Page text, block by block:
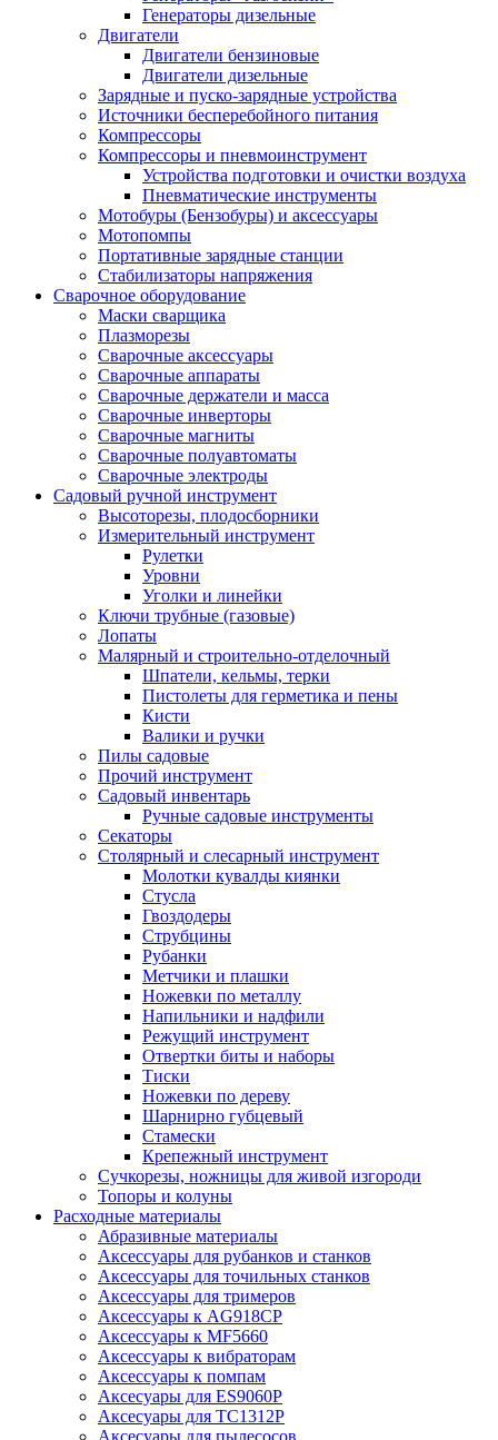
Генераторы дизельные
Двигатели
Двигатели бензиновые
Двигатели дизельные
Зарядные и пуско-зарядные устройства
Источники бесперебойного питания
Компрессоры
Компрессоры и пневмоинструмент
Устройства подготовки и очистки воздуха
Пневматические инструменты
Мотобуры (Бензобуры) и аксессуары
Мотопомпы
Портативные зарядные станции
Стабилизаторы напряжения
Сварочное оборудование
Маски сварщика
Плазморезы
Сварочные аксессуары
Сварочные аппараты
Сварочные держатели и масса
Сварочные инверторы
Сварочные магниты
Сварочные полуавтоматы
Сварочные электроды
Садовый ручной инструмент
Высоторезы, плодосборники
Измерительный инструмент
Рулетки
Уровни
Уголки и линейки
Ключи трубные (газовые)
Лопаты
Малярный и строительно-отделочный
Шпатели, кельмы, терки
Пистолеты для герметика и пены
Кисти
Валики и ручки
Пилы садовые
Прочий инструмент
Садовый инвентарь
Ручные садовые инструменты
Секаторы
Столярный и слесарный инструмент
Молотки кувалды киянки
Стусла
Гвоздодеры
Струбцины
Рубанки
Метчики и плашки
Ножевки по металлу
Напильники и надфили
Режущий инструмент
Отвертки биты и наборы
Тиски
Ножевки по дереву
Шарнирно губцевый
Стамески
Крепежный инструмент
Сучкорезы, ножницы для живой изгороди
Топоры и колуны
Расходные материалы
Абразивные материалы
Аксессуары для рубанков и станков
Аксессуары для точильных станков
Аксессуары для тримеров
Аксессуары к AG918CP
Аксессуары к MF5660
Аксессуары к вибраторам
Аксессуары к помпам
Аксесуары для ES9060P
Аксесуары для TC1312P
Аксесуары для пылесосов